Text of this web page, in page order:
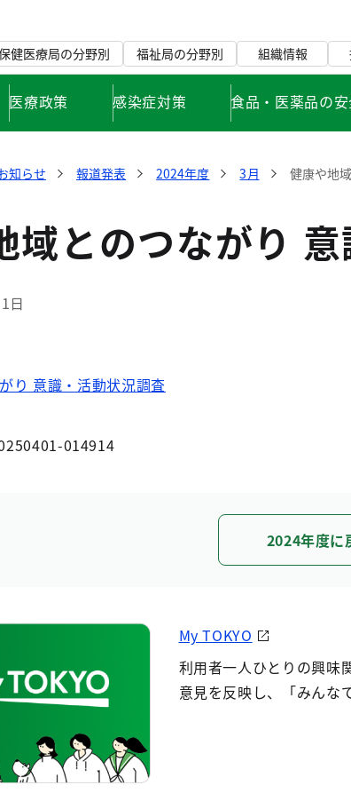
健医療局の分野別 福祉局の分野別 組織情報
医療政策 感染症対策 食品・医薬品の
知らせ 報道発表 2024年度 3月 健康や地
域とのつながり
日
り 意識・活動状況調査
014914
2024年度に
My TOKYO
利用者一人ひとりの興味
意見を反映し、「みんな